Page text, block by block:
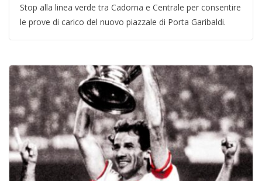
Stop alla linea verde tra Cadorna e Centrale per consentire
le prove di carico del nuovo piazzale di Porta Garibaldi.